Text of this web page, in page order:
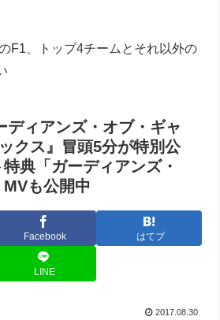
F1、トップ4チームとそれ以外の
ディアンズ・オブ・ギャ
クス』冒頭5分が特別公
典「ガーディアンズ・
も公開中
Facebook はてブ
LINE
2017.08.30